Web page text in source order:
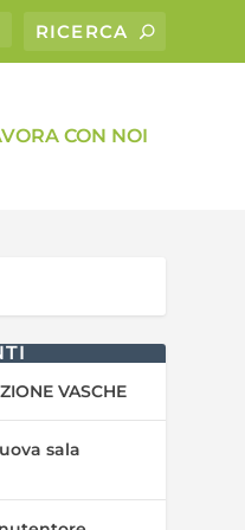
CON NOI
VASCHE
sala